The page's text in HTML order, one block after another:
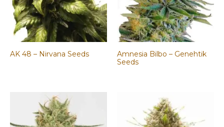
AK 48 – Nirvana Seeds
Amnesia Bilbo – Genehtik
Seeds